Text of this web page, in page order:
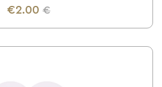
€2.00 €
UZZINI VAIRĀK